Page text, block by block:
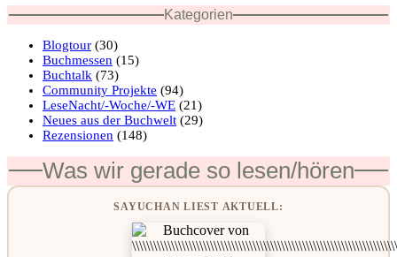
Kategorien
Blogtour (30)
Buchmessen (15)
Buchtalk (73)
Community Projekte (94)
LeseNacht/-Woche/-WE (21)
Neues aus der Buchwelt (29)
Rezensionen (148)
Was wir gerade so lesen/hören
SAYUCHAN LIEST AKTUELL: